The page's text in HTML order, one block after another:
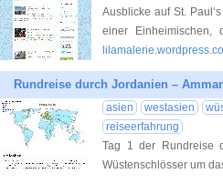
Ausblicke auf St.
einer
Rundreise durch Jordanien –
asien westasien
reiseerfahrung
Tag 1 der Rundreise
Wüstenschlösser um